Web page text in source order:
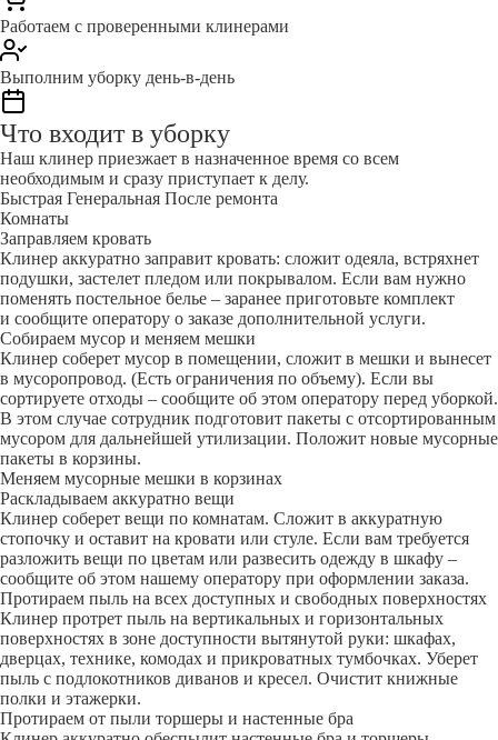
Работаем с проверенными клинерами
Выполним уборку день-в-день
Что входит в уборку
Наш клинер приезжает в назначенное время со всем
необходимым и сразу приступает к делу.
Быстрая Генеральная После ремонта
Комнаты
Заправляем кровать
Клинер аккуратно заправит кровать: сложит одеяла, встряхнет
подушки, застелет пледом или покрывалом. Если вам нужно
поменять постельное белье – заранее приготовьте комплект
и сообщите оператору о заказе дополнительной услуги.
Собираем мусор и меняем мешки
Клинер соберет мусор в помещении, сложит в мешки и вынесет
в мусоропровод. (Есть ограничения по объему). Если вы
сортируете отходы – сообщите об этом оператору перед уборкой.
В этом случае сотрудник подготовит пакеты с отсортированным
мусором для дальнейшей утилизации. Положит новые мусорные
пакеты в корзины.
Меняем мусорные мешки в корзинах
Раскладываем аккуратно вещи
Клинер соберет вещи по комнатам. Сложит в аккуратную
стопочку и оставит на кровати или стуле. Если вам требуется
разложить вещи по цветам или развесить одежду в шкафу –
сообщите об этом нашему оператору при оформлении заказа.
Протираем пыль на всех доступных и свободных поверхностях
Клинер протрет пыль на вертикальных и горизонтальных
поверхностях в зоне доступности вытянутой руки: шкафах,
дверцах, технике, комодах и прикроватных тумбочках. Уберет
пыль с подлокотников диванов и кресел. Очистит книжные
полки и этажерки.
Протираем от пыли торшеры и настенные бра